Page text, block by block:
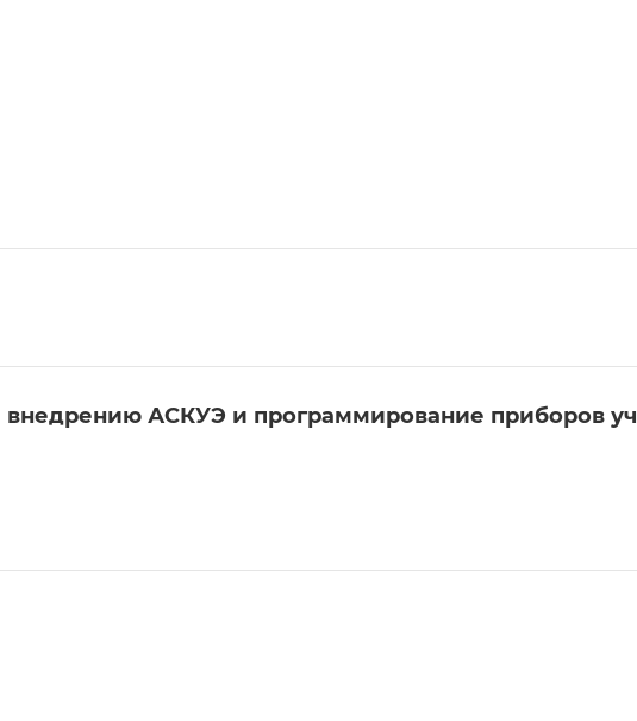
внедрению АСКУЭ и программирование приборов